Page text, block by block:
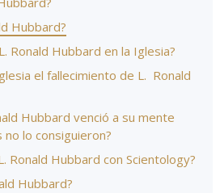
Hubbard?
Ronald Hubbard en la Iglesia?
el fallecimiento de L. Ronald
Hubbard venció a su mente
lo consiguieron?
Ronald Hubbard con Scientology?
Hubbard?